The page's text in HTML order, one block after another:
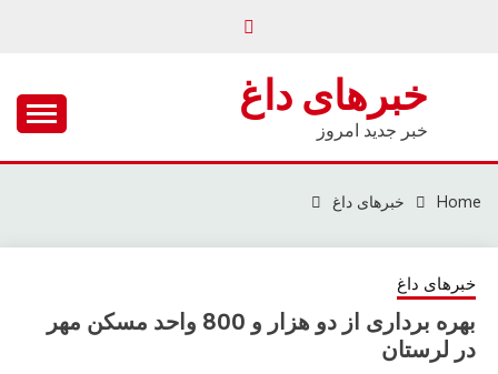
خبرهای داغ
خبر جدید امروز
Home خبرهای داغ
خبرهای داغ
بهره برداری از دو هزار و 800 واحد مسکن مهر
در لرستان